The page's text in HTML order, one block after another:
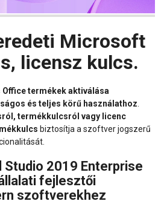
Microsoft
licensz kulcs.
termékek aktiválása
és teljes körű használathoz
termékkulcsról vagy licenc
biztosítja a szoftver jogszerű
2019 Enterprise
fejlesztői
szoftverekhez